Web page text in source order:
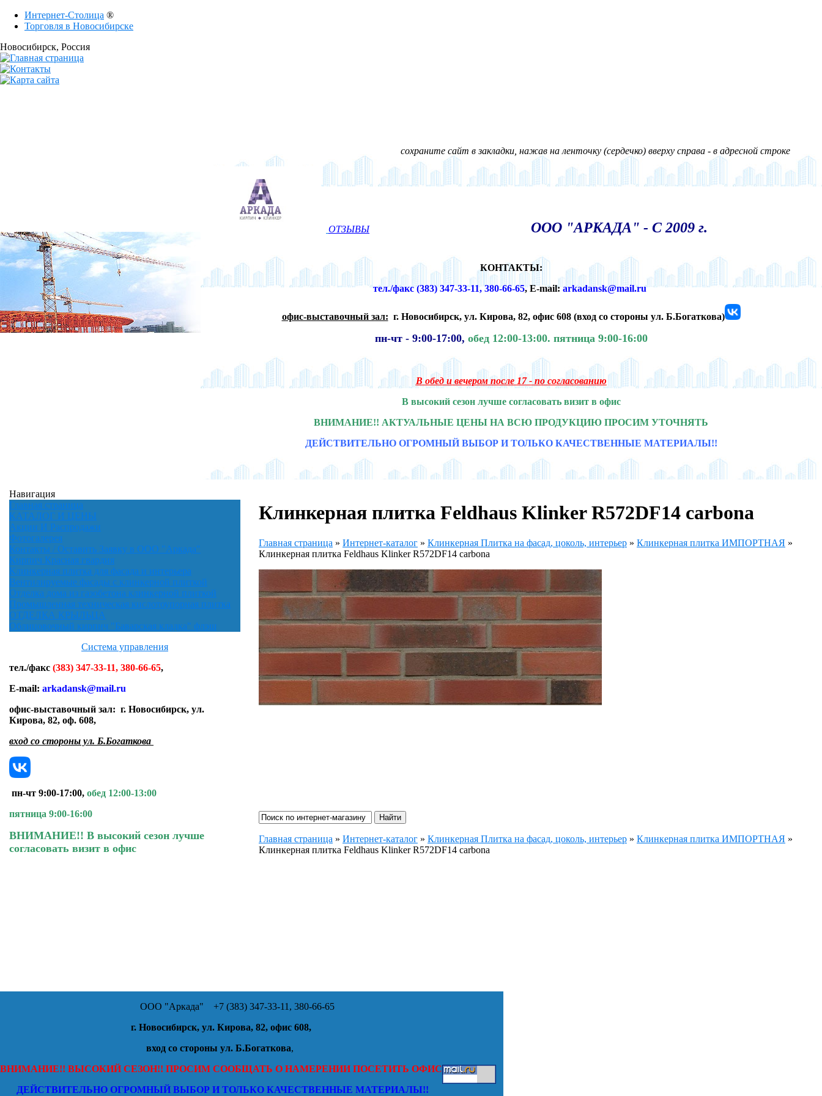
Интернет-Столица ®
Торговля в Новосибирске
Новосибирск, Россия
сохраните сайт в закладки, нажав на ленточку (сердечко) вверху справа - в адресной строке
ОТЗЫВЫ ООО "АРКАДА" - С 2009 г.
КОНТАКТЫ:
тел./факс (383) 347-33-11, 380-66-65,E-mail:arkadansk@mail.ru
офис-выставочный зал: г. Новосибирск, ул. Кирова, 82, офис 608 (вход со стороны ул. Б.Богаткова)
пн-чт - 9:00-17:00, обед 12:00-13:00. пятница 9:00-16:00
В обед и вечером после 17 - по согласованию
В высокий сезон лучше согласовать визит в офис
ВНИМАНИЕ!! АКТУАЛЬНЫЕ ЦЕНЫ НА ВСЮ ПРОДУКЦИЮ ПРОСИМ УТОЧНЯТЬ
ДЕЙСТВИТЕЛЬНО ОГРОМНЫЙ ВЫБОР И ТОЛЬКО КАЧЕСТВЕННЫЕ МАТЕРИАЛЫ!!
Навигация
Главная страница
КАТАЛОГ И ЦЕНЫ
Акции И Распродажи
Фотогалерея
Контакты / Оставить Заявку в ООО "Аркада"
Кирпич Красная гвардия
Клинкерная плитка для фасада и интерьера
Вентилируемые фасады с клинкерной плиткой
Отделка дома из газобетона клинкерной плиткой
Промышленная техническая кислотоупорная плитка
ОТДЕЛКА КРЫЛЬЦА
Облицовочный кирпич "Баварская кладка" флэш
Система управления
тел./факс (383) 347-33-11, 380-66-65,
E-mail: arkadansk@mail.ru
офис-выставочный зал: г. Новосибирск, ул.
Кирова, 82, оф. 608,
вход со стороны ул. Б.Богаткова
пн-чт 9:00-17:00, обед 12:00-13:00
пятница 9:00-16:00
ВНИМАНИЕ!! В высокий сезон лучше
согласовать визит в офис
Клинкерная плитка Feldhaus Klinker R572DF14 carbona
Главная страница » Интернет-каталог » Клинкерная Плитка на фасад, цоколь, интерьер » Клинкерная плитка ИМПОРТНАЯ »
Клинкерная плитка Feldhaus Klinker R572DF14 carbona
Главная страница » Интернет-каталог » Клинкерная Плитка на фасад, цоколь, интерьер » Клинкерная плитка ИМПОРТНАЯ »
Клинкерная плитка Feldhaus Klinker R572DF14 carbona
ООО "Аркада" +7 (383) 347-33-11, 380-66-65
г. Новосибирск, ул. Кирова, 82, офис 608,
вход со стороны ул. Б.Богаткова,
ВНИМАНИЕ!! ВЫСОКИЙ СЕЗОН!! ПРОСИМ СООБЩАТЬ О НАМЕРЕНИИ ПОСЕТИТЬ ОФИС
ДЕЙСТВИТЕЛЬНО ОГРОМНЫЙ ВЫБОР И ТОЛЬКО КАЧЕСТВЕННЫЕ МАТЕРИАЛЫ!!